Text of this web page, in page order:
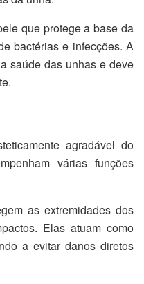
que protege a base da
bactérias e infecções. A
saúde das unhas e deve
agradável do
várias funções
as extremidades dos
Elas atuam como
a evitar danos diretos